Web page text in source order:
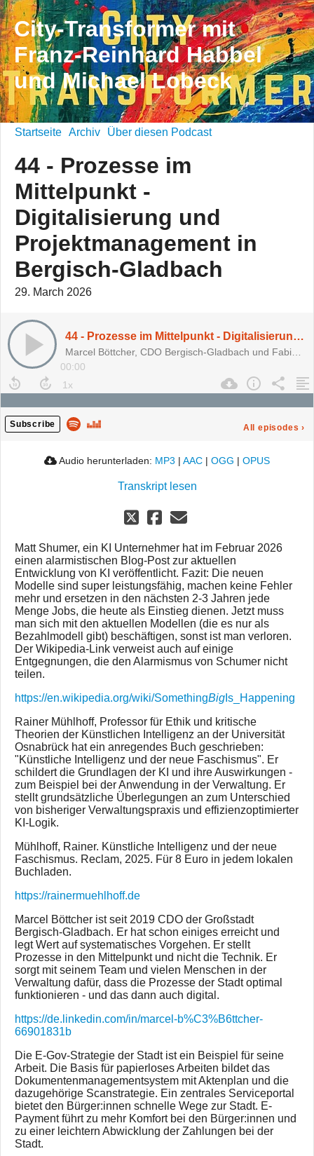
City-Transformer mit
Franz-Reinhard Habbel
und Michael Lobeck
Startseite Archiv Über diesen Podcast
44 - Prozesse im
Mittelpunkt -
Digitalisierung und
Projektmanagement in
Bergisch-Gladbach
29. March 2026
44 - Prozesse im Mittelpunkt - Digitalisierung und Projektmanagement in Bergisch-Gladbach
Marcel Böttcher, CDO Bergisch-Gladbach und Fabienne Seiler von factro, erläutern im Gespräch mit Franz-Reinhard Habbel und Michael Lobeck, wie ein guter Plan mit guter Struktur erfolgreich wird.
00:00
Subscribe All episodes ›
Audio herunterladen: MP3 | AAC | OGG | OPUS
Transkript lesen
Matt Shumer, ein KI Unternehmer hat im Februar 2026
einen alarmistischen Blog-Post zur aktuellen
Entwicklung von KI veröffentlicht. Fazit: Die neuen
Modelle sind super leistungsfähig, machen keine Fehler
mehr und ersetzen in den nächsten 2-3 Jahren jede
Menge Jobs, die heute als Einstieg dienen. Jetzt muss
man sich mit den aktuellen Modellen (die es nur als
Bezahlmodell gibt) beschäftigen, sonst ist man verloren.
Der Wikipedia-Link verweist auch auf einige
Entgegnungen, die den Alarmismus von Schumer nicht
teilen.
https://en.wikipedia.org/wiki/SomethingBig Is_Happening
Rainer Mühlhoff, Professor für Ethik und kritische
Theorien der Künstlichen Intelligenz an der Universität
Osnabrück hat ein anregendes Buch geschrieben:
"Künstliche Intelligenz und der neue Faschismus". Er
schildert die Grundlagen der KI und ihre Auswirkungen -
zum Beispiel bei der Anwendung in der Verwaltung. Er
stellt grundsätzliche Überlegungen an zum Unterschied
von bisheriger Verwaltungspraxis und effizienzoptimierter
KI-Logik.
Mühlhoff, Rainer. Künstliche Intelligenz und der neue
Faschismus. Reclam, 2025. Für 8 Euro in jedem lokalen
Buchladen.
https://rainermuehlhoff.de
Marcel Böttcher ist seit 2019 CDO der Großstadt
Bergisch-Gladbach. Er hat schon einiges erreicht und
legt Wert auf systematisches Vorgehen. Er stellt
Prozesse in den Mittelpunkt und nicht die Technik. Er
sorgt mit seinem Team und vielen Menschen in der
Verwaltung dafür, dass die Prozesse der Stadt optimal
funktionieren - und das dann auch digital.
https://de.linkedin.com/in/marcel-b%C3%B6ttcher-
66901831b
Die E-Gov-Strategie der Stadt ist ein Beispiel für seine
Arbeit. Die Basis für papierloses Arbeiten bildet das
Dokumentenmanagementsystem mit Aktenplan und die
dazugehörige Scanstrategie. Ein zentrales Serviceportal
bietet den Bürger:innen schnelle Wege zur Stadt. E-
Payment führt zu mehr Komfort bei den Bürger:innen und
zu einer leichtern Abwicklung der Zahlungen bei der
Stadt.